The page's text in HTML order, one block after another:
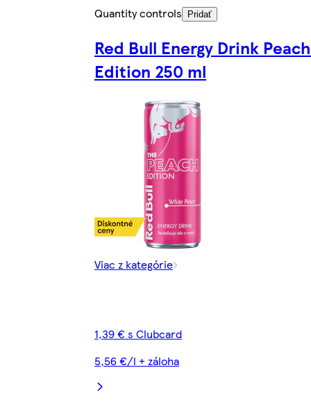
Quantity controls
Pridať
Red Bull Energy Drink Peach
Edition 250 ml
Viac z kategórie
1,39 € s Clubcard
5,56 €/l + záloha